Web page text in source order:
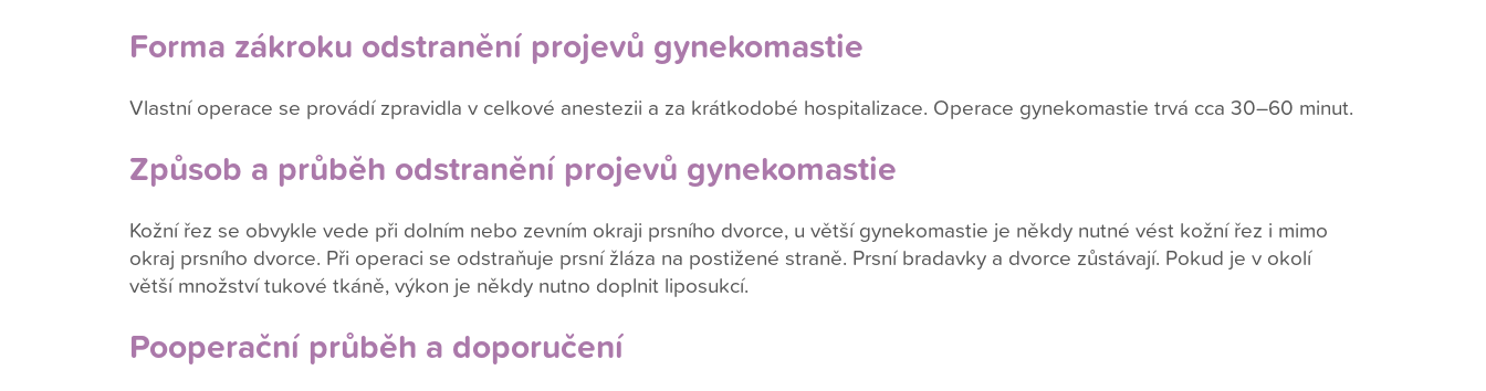
Forma zákroku odstranění projevů gynekomastie
Vlastní operace se provádí zpravidla v celkové anestezii a za krátkodobé hospitalizace. Operace gynekomastie trvá cca 30–60 minut.
Způsob a průběh odstranění projevů gynekomastie
Kožní řez se obvykle vede při dolním nebo zevním okraji prsního dvorce, u větší gynekomastie je někdy nutné vést kožní řez i mimo
okraj prsního dvorce. Při operaci se odstraňuje prsní žláza na postižené straně. Prsní bradavky a dvorce zůstávají. Pokud je v okolí
větší množství tukové tkáně, výkon je někdy nutno doplnit liposukcí.
Pooperační průběh a doporučení